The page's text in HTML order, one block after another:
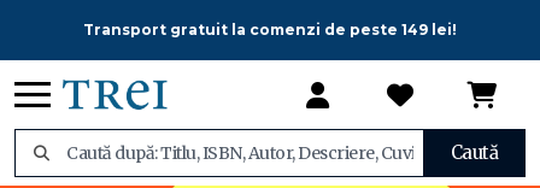
Transport gratuit la comenzi de peste 149 lei!
Caută